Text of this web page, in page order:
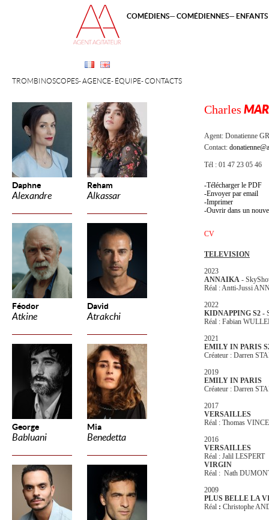
Daphne
Alexandre
Reham
Alkassar
Féodor
Atkine
David
Atrakchi
George
Babluani
Mia
Benedetta
TROMBINOSCOPES AGENCE ÉQUIPE CONTACTS
COMÉDIENS COMÉDIENNES
Charles
Agent: Donatienne
Contact:
Tél : 01 47 23 05 46
Télécharger le PDF
Envoyer par email
Imprimer
Ouvrir dans un
CV
TELEVISION
2023
ANNAIKA -
Réal : Antti-Jussi
2022
KIDNAPPING S2 -
Réal : Fabian
2021
EMILY IN PARIS
Créateur : Darren
2019
EMILY IN PARIS
Créateur : Darren
2017
VERSAILLES
Réal : Thomas
2016
VERSAILLES
Réal : Jalil LESPERT
VIRGIN
Réal : Nath
2009
PLUS BELLE LA
Réal : Christophe